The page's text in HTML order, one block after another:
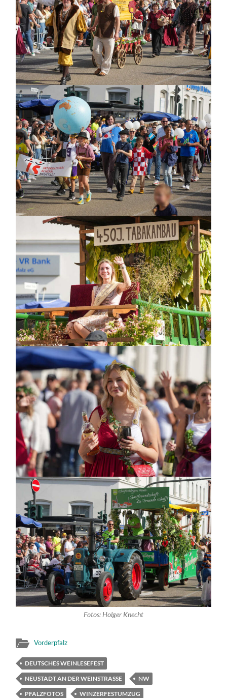
Fotos: Holger Knecht
Vorderpfalz
DEUTSCHES WEINLESEFEST
NEUSTADT AN DER WEINSTRASSE
NW
PFALZFOTOS
WINZERFESTUMZUG